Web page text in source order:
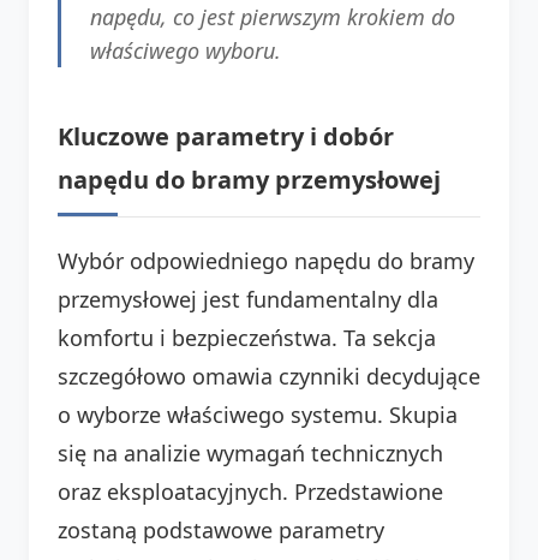
napędu, co jest pierwszym krokiem do
właściwego wyboru.
Kluczowe parametry i dobór
napędu do bramy przemysłowej
Wybór odpowiedniego napędu do bramy
przemysłowej jest fundamentalny dla
komfortu i bezpieczeństwa. Ta sekcja
szczegółowo omawia czynniki decydujące
o wyborze właściwego systemu. Skupia
się na analizie wymagań technicznych
oraz eksploatacyjnych. Przedstawione
zostaną podstawowe parametry